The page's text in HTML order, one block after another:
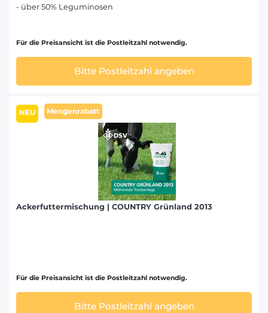
- über 50% Leguminosen
Für die Preisansicht ist die Postleitzahl notwendig.
Bitte Postleitzahl angeben
NEU Mengenrabatt
Ackerfuttermischung | COUNTRY Grünland 2013
Für die Preisansicht ist die Postleitzahl notwendig.
Bitte Postleitzahl angeben